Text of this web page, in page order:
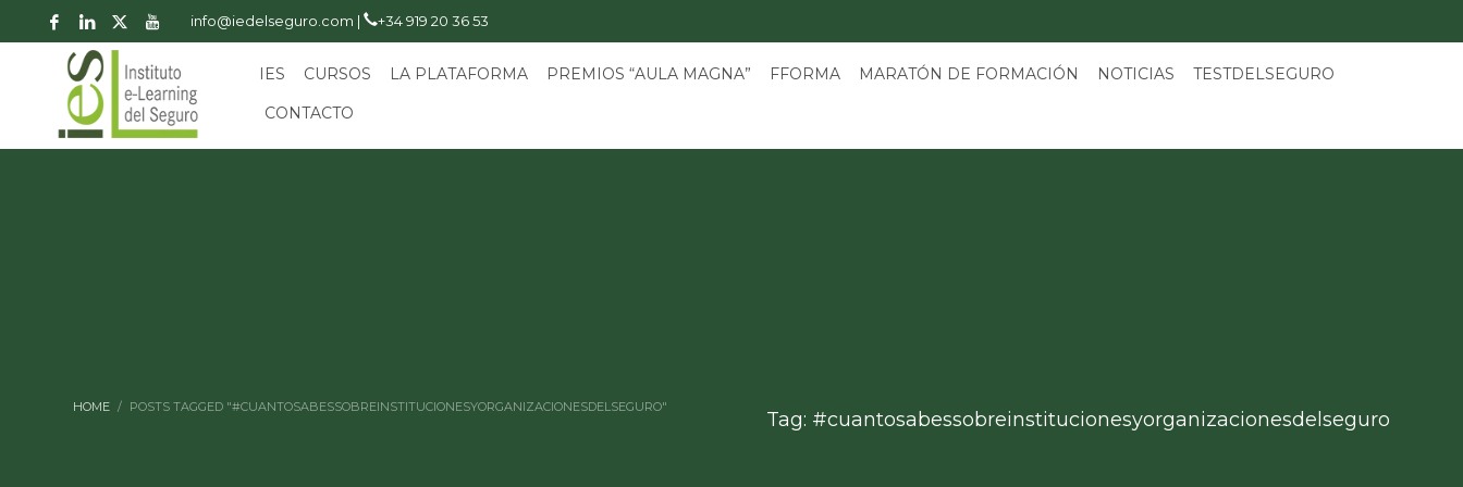
info@iedelseguro.com | +34 919 20 36 53
IES CURSOS LA PLATAFORMA PREMIOS “AULA MAGNA” FFORMA MARATÓN DE FORMACIÓN NOTICIAS
TESTDELSEGURO
CONTACTO
HOME POSTS TAGGED "#CUANTOSABESSOBREINSTITUCIONESYORGANIZACIONESDELSEGURO"
Tag: #cuantosabessobreinstitucionesyorganizacionesdelseguro